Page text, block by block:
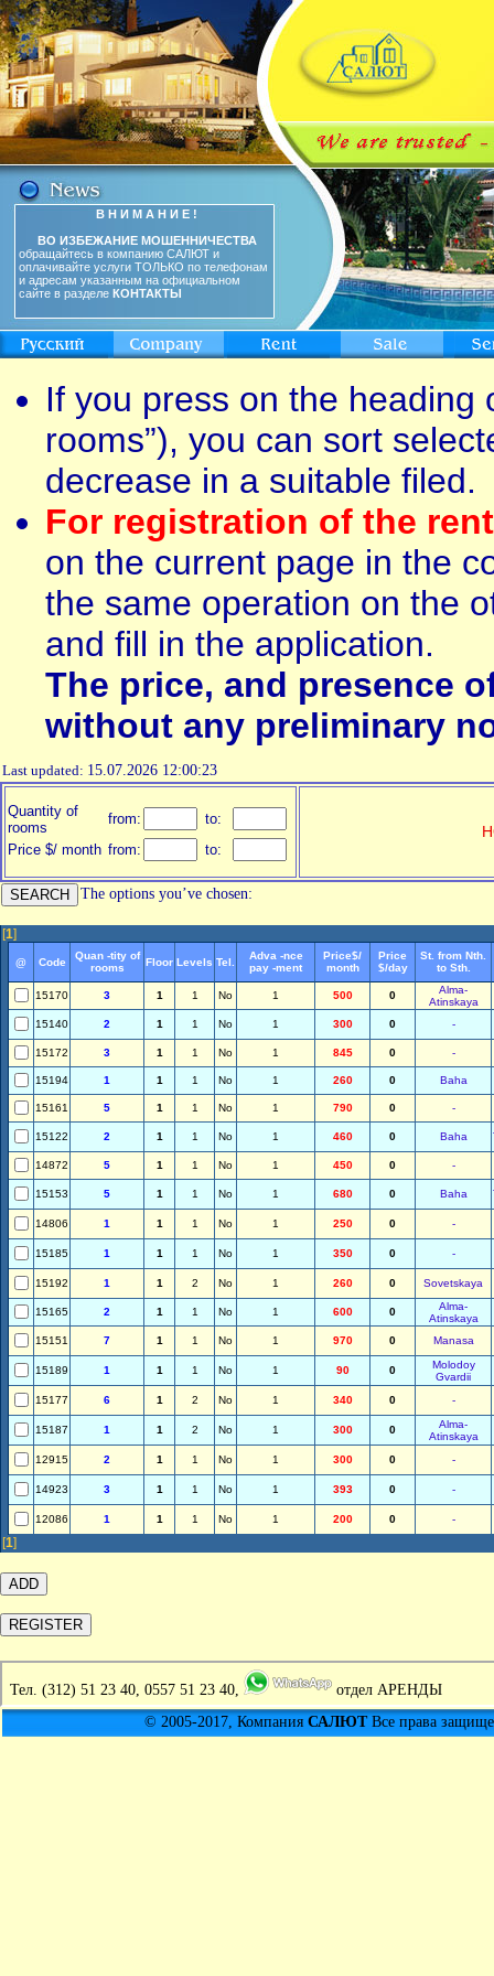
В Н И М А Н И Е !
ВО ИЗБЕЖАНИЕ МОШЕННИЧЕСТВА
обращайтесь в компанию САЛЮТ и
оплачивайте услуги ТОЛЬКО по телефонам
и адресам указанным на официальном
сайте в разделе КОНТАКТЫ
If you press on the heading
rooms”), you can sort
decrease in a suitable filed.
For registration of the
on the current page in the
the same operation on the
and fill in the application.
The price, and presence
without any preliminary
Last updated: 15.07.2026 12:00:23
Quantity of
rooms
from:
to:
Price $/ month from: to:
The options you’ve chosen:
[1]
@ Code
Quan -tity of
rooms
Floor Levels Tel.
Adva -nce
pay -ment
Price$/
month
Price
$/day
St. from Nth.
to Sth.
15170 3 1 1 No 1 500 0
Alma-
Atinskaya
15140
2 1 1 No 1 300 0 -
15172 3 1 1 No 1 845 0 -
15194 1 1 1 No 1 260 0 Baha
15161 5 1 1 No 1 790 0 -
15122 2 1 1 No 1 460 0 Baha
14872 5 1 1 No 1 450 0 -
15153 5 1 1 No 1 680 0 Baha
14806 1 1 1 No 1 250 0 -
15185 1 1 1 No 1 350 0 -
15192 1 1 2 No 1 260 0 Sovetskaya
15165 2 1 1 No 1 600 0
Alma-
Atinskaya
15151
7 1 1 No 1 970 0 Manasa
15189 1 1 1 No 1 90 0
Molodoy
Gvardii
15177
6 1 2 No 1 340 0 -
15187 1 1 2 No 1 300 0
Alma-
Atinskaya
12915
2 1 1 No 1 300 0 -
14923 3 1 1 No 1 393 0 -
12086 1 1 1 No 1 200 0 -
[1]
Тел. (312) 51 23 40, 0557 51 23 40,
отдел АРЕНДЫ
© 2005-2017, Компания САЛЮТВсе права